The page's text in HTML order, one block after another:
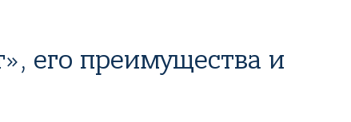
его преимущества и